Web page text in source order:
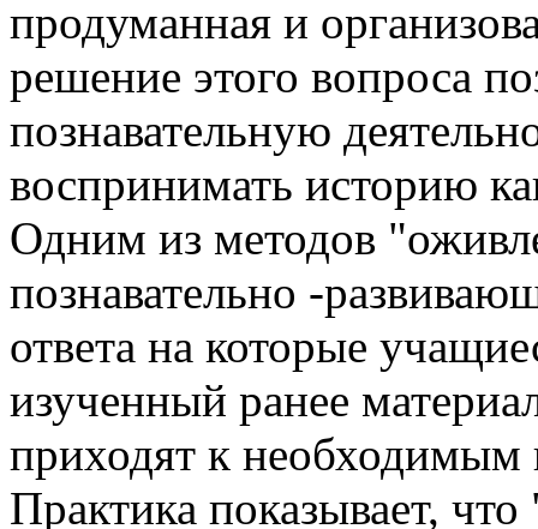
продуманная и
решение этого вопроса
познавательную
воспринимать историю
Одним из методов
познавательно -
ответа на которые
изученный ранее
приходят к
Практика показывает,